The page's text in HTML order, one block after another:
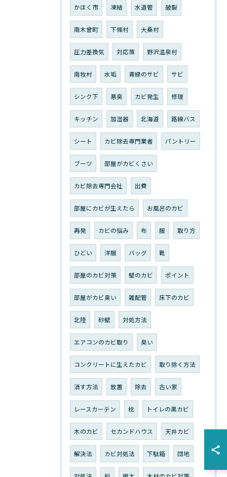
かほく市 凍結 水道管 破裂
南木曾町 下條村 大桑村
圧力差換気 対応策 野沢温泉村
南牧村 水垢 青緑のサビ サビ
シンク下 悪臭 カビ発生 修理
キッチン 加湿器 北海道 路線バス
シート カビ除去専門業者 パントリー
ブーツ 部屋がカビくさい
カビ除去専門会社 出費
部屋にカビが生えたら お風呂のカビ
再発 カビの悩み 布 服 取り方
ひどい 洋服 バッグ 靴
部屋のカビ対策 壁のカビ ポイント
部屋がカビ臭い 雑配管 床下のカビ
北陸 砂壁 対処方法
エアコンのカビ取り 臭い
コンクリートに生えたカビ 取り除く方法
消す方法 放置 除去 古い家
レースカーテン 枕 トイレの黒カビ
木のカビ セカンドハウス 天井カビ
解決法 カビ対処法 下駄箱 団地